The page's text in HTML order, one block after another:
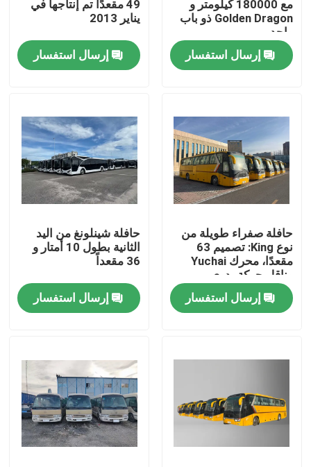
المنزل
فيديوهات
عرض الواقع الافتراضي
معلومات عنا
جولة في المعمل
حالات
مع 180000 كيلومتر و
Golden Dragon ذو باب
واحد
إرسال استفسار
49 مقعدًا تم إنتاجها في
يناير 2013
إرسال استفسار
حافلة صفراء طويلة من
نوع King: تصميم 63
مقعدًا، محرك Yuchai
وناقل حركة يدوي
إرسال استفسار
حافلة شينلونغ من اليد
الثانية بطول 10 أمتار و
36 مقعداً
إرسال استفسار